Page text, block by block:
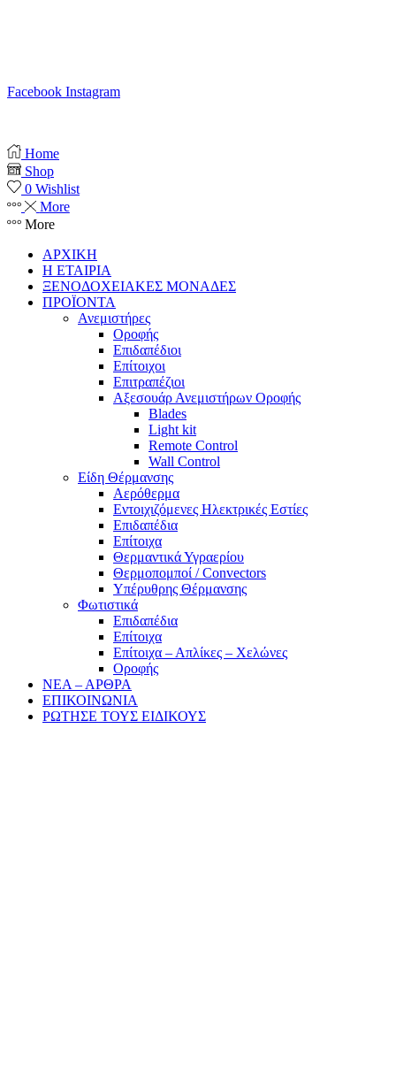
Facebook Instagram
Home
Shop
0 Wishlist
More
More
ΑΡΧΙΚΗ
Η ΕΤΑΙΡΙΑ
ΞΕΝΟΔΟΧΕΙΑΚΕΣ ΜΟΝΑΔΕΣ
ΠΡΟΪΟΝΤΑ
Ανεμιστήρες
Οροφής
Επιδαπέδιοι
Επίτοιχοι
Επιτραπέζιοι
Αξεσουάρ Ανεμιστήρων Οροφής
Blades
Light kit
Remote Control
Wall Control
Είδη Θέρμανσης
Αερόθερμα
Εντοιχιζόμενες Ηλεκτρικές Εστίες
Επιδαπέδια
Επίτοιχα
Θερμαντικά Υγραερίου
Θερμοπομποί / Convectors
Υπέρυθρης Θέρμανσης
Φωτιστικά
Επιδαπέδια
Επίτοιχα
Επίτοιχα – Απλίκες – Χελώνες
Οροφής
ΝΕΑ – ΑΡΘΡΑ
ΕΠΙΚΟΙΝΩΝΙΑ
ΡΩΤΗΣΕ ΤΟΥΣ ΕΙΔΙΚΟΥΣ